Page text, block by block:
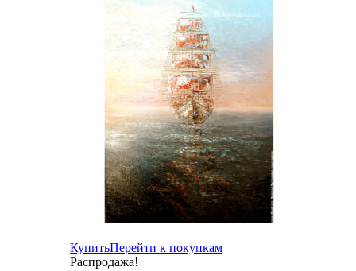
КупитьПерейти к покупкам
Распродажа!